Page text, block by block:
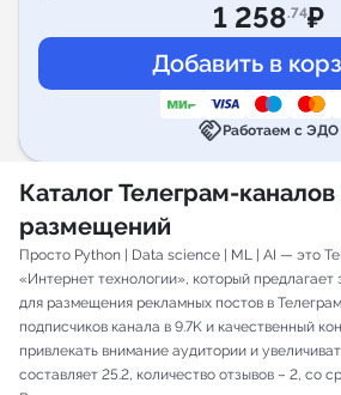
1 258.74₽
handshakeРаботаем с ЭДО
Каталог Телеграм-
размещений
Просто Python | Data science | ML | AI — это
«Интернет технологии», который
для размещения рекламных постов в
подписчиков канала в 9.7K и качественный
привлекать внимание аудитории и
составляет 25.2, количество отзывов – 2, со